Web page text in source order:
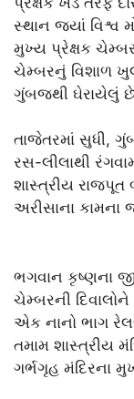
સ્થાન જ્યાં વિશ્વ
મુખ્ય પ્રેક્ષક
ચેમ્બરનું વિશાળ
ગુંબજથી ઘેરાયેલું
તાજેતરમાં સુધી,
રસ-લીલાથી
શાસ્ત્રીય રાજપૂત
અરીસાના કામના
ભગવાન કૃષ્ણના
ચેમ્બરની
એક નાનો ભાગ
તમામ શાસ્ત્રીય
ગર્ભગૃહ મંદિરના